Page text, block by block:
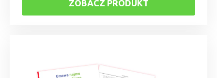
ZOBACZ PRODUKT